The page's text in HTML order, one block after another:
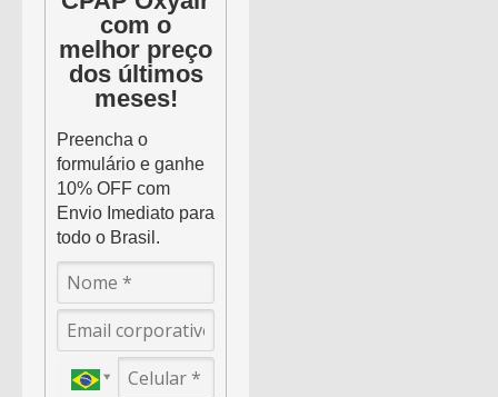
com o
melhor preço
dos últimos
meses!
Preencha o
formulário e ganhe
10% OFF com
Envio Imediato para
todo o Brasil.